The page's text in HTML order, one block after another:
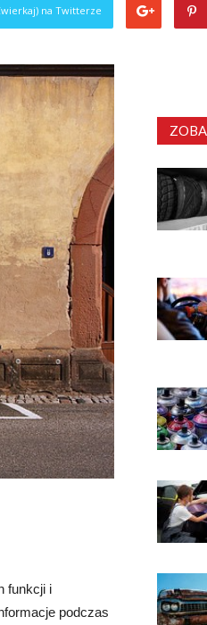
na Twitterze
funkcji i
podczas